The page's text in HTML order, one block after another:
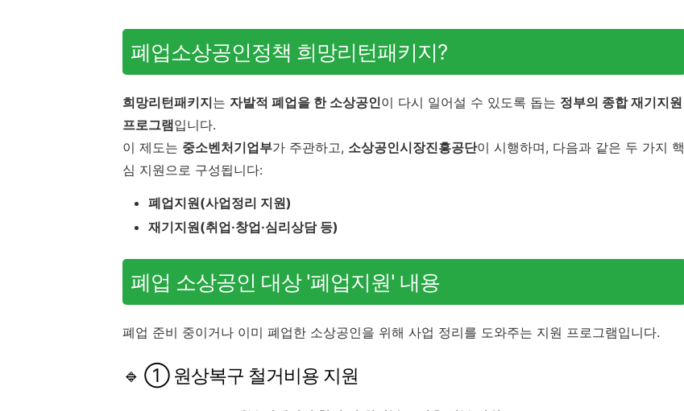
폐업소상공인정책 희망리턴패키지?
희망리턴패키지는 자발적 폐업을 한 소상공인이 다시 일어설 수 있도록 돕는 정부의 종합 재기지원
프로그램입니다.
이 제도는 중소벤처기업부가 주관하고, 소상공인시장진흥공단이 시행하며, 다음과 같은 두 가지 핵
심 지원으로 구성됩니다:
폐업지원(사업정리 지원)
재기지원(취업·창업·심리상담 등)
폐업 소상공인 대상 '폐업지원' 내용
폐업 준비 중이거나 이미 폐업한 소상공인을 위해 사업 정리를 도와주는 지원 프로그램입니다.
🔹 ① 원상복구 철거비용 지원